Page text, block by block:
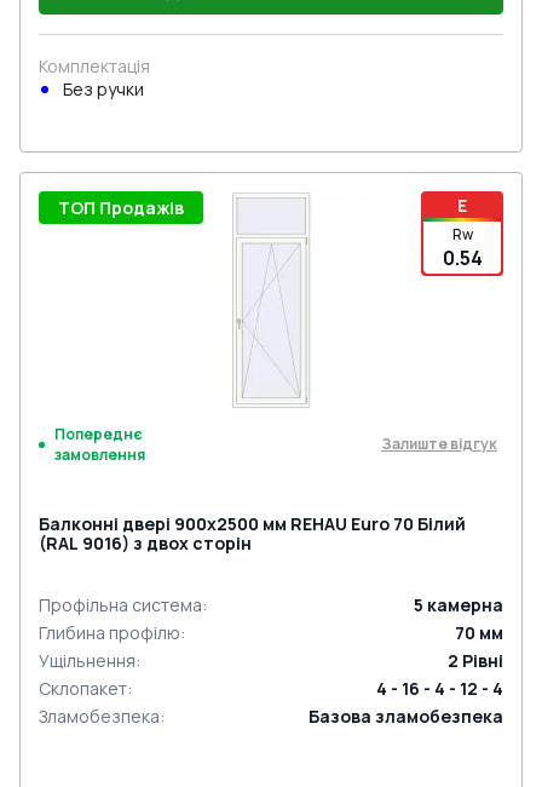
Комплектація
Без ручки
E
Rw
0.54
ТОП Продажів
Попереднє
замовлення
Залиште відгук
Балконні двері 900x2500 мм REHAU Euro 70 Білий
(RAL 9016) з двох сторін
Профільна система: 5 камерна
Глибина профілю: 70 мм
Ущільнення: 2 Рівні
Склопакет:
4 - 16 - 4 - 12 - 4
Зламобезпека: Базова зламобезпека